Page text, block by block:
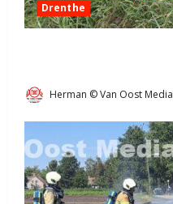
Drenthe
Herman © Van Oost Media